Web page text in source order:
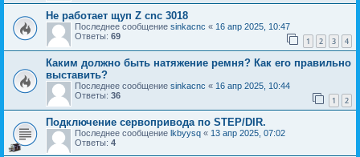
Не работает щуп Z cnc 3018
Последнее сообщение sinkacnc « 16 апр 2025, 10:47
Ответы: 69 1 2 3 4
Каким должно быть натяжение ремня? Как его правильно
выставить?
Последнее сообщение sinkacnc « 16 апр 2025, 10:44
Ответы: 36 1 2
Подключение сервопривода по STEP/DIR.
Последнее сообщение lkbyysq « 13 апр 2025, 07:02
Ответы: 4